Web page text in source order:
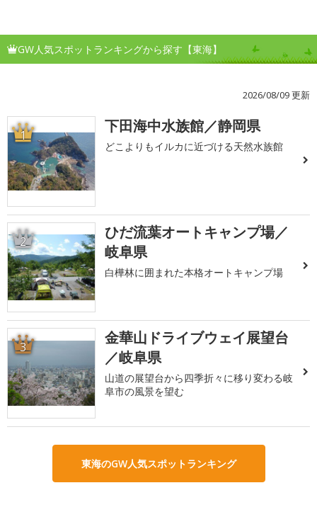
GW人気スポットランキングから探す【東海】
2026/08/09 更新
1 下田海中水族館／静岡県
どこよりもイルカに近づける天然水族館
2
ひだ流葉オートキャンプ場／
岐阜県
白樺林に囲まれた本格オートキャンプ場
3
金華山ドライブウェイ展望台
／岐阜県
山道の展望台から四季折々に移り変わる岐
阜市の風景を望む
東海のGW人気スポットランキング